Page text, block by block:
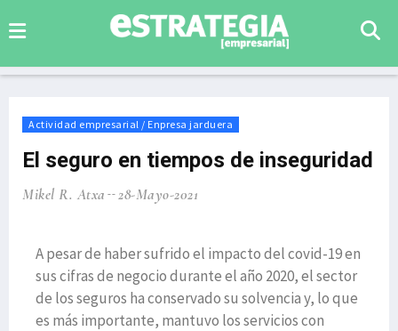
Actividad empresarial / Enpresa jarduera
El seguro en tiempos de inseguridad
Mikel R. Atxa 28-Mayo-2021
A pesar de haber sufrido el impacto del covid-19 en
sus cifras de negocio durante el año 2020, el sector
de los seguros ha conservado su solvencia y, lo que
es más importante, mantuvo los servicios con